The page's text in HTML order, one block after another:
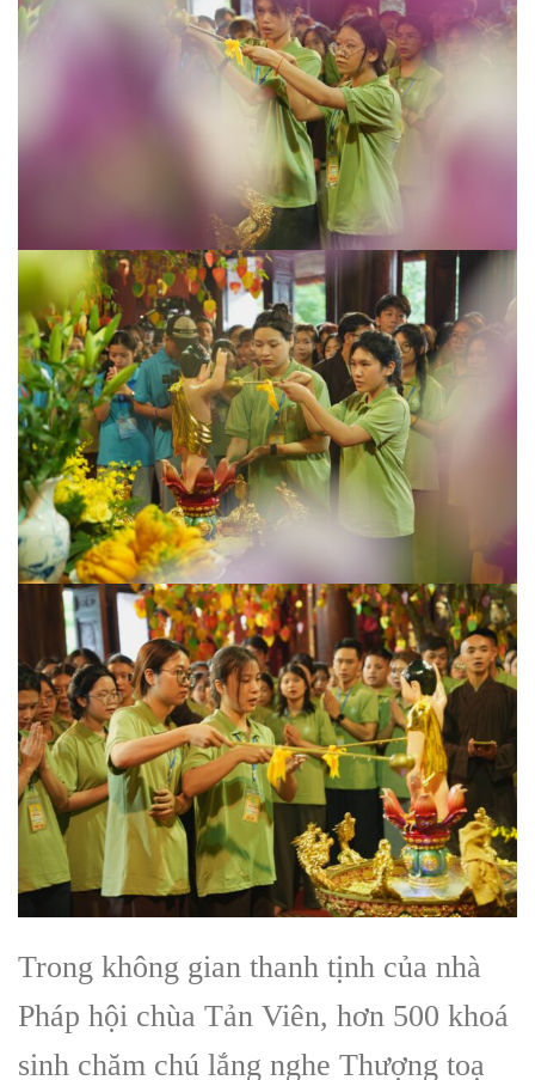
Trong không gian thanh tịnh của nhà
Pháp hội chùa Tản Viên, hơn 500 khoá
sinh chăm chú lắng nghe Thượng toạ